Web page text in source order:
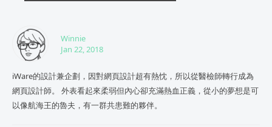
Winnie
Jan 22, 2018
iWare的設計兼企劃，因對網頁設計超有熱忱，所以從醫檢師轉行成為
網頁設計師。 外表看起來柔弱但內心卻充滿熱血正義，從小的夢想是可
以像航海王的魯夫，有一群共患難的夥伴。